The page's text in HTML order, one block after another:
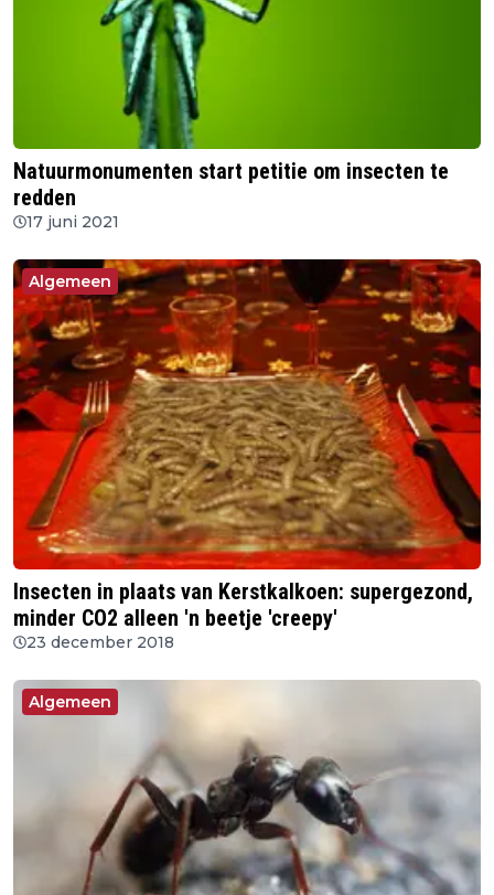
Natuurmonumenten start petitie om insecten te
redden
17 juni 2021
Algemeen
Insecten in plaats van Kerstkalkoen: supergezond,
minder CO2 alleen 'n beetje 'creepy'
23 december 2018
Algemeen